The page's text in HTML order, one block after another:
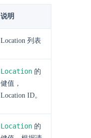
说明
Location 列表
Location 的
健值，
Location ID。
Location 的